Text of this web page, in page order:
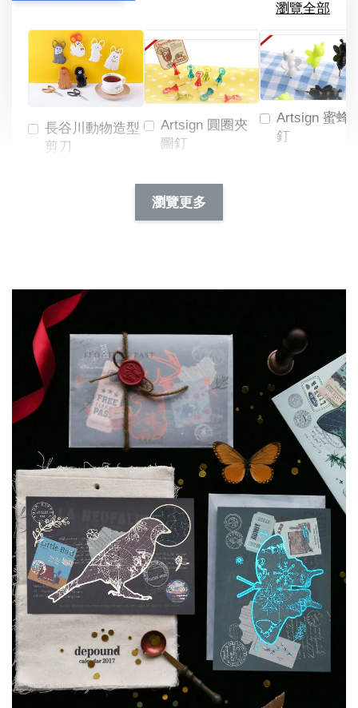
瀏覽全部
長谷川動物造型
剪刀
Artsign 圓圈夾
圖釘
NT$ 19.00
NT$ 66.00
Artsign 蜜蜂
釘
瀏覽更多